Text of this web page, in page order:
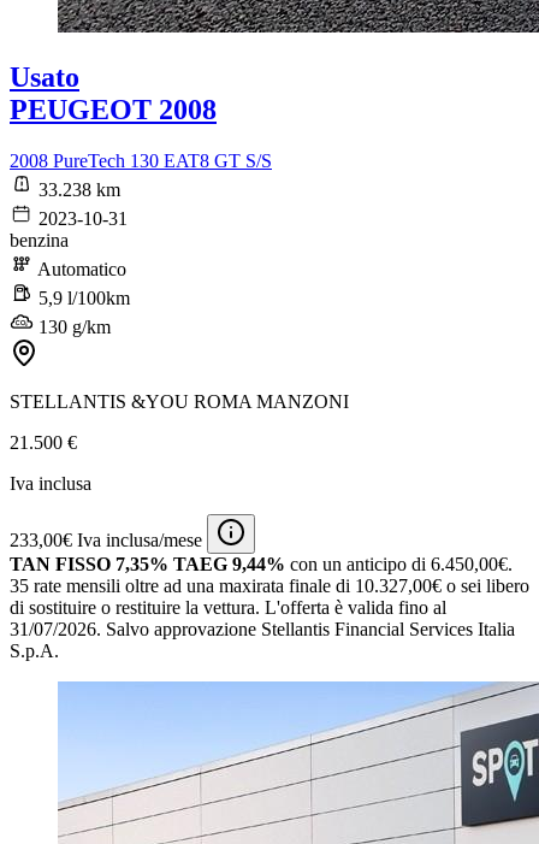
Usato
PEUGEOT 2008
2008 PureTech 130 EAT8 GT S/S
33.238 km
2023-10-31
benzina
Automatico
5,9 l/100km
130 g/km
STELLANTIS &YOU ROMA MANZONI
21.500 €
Iva inclusa
233,00€ Iva inclusa/mese
TAN FISSO 7,35% TAEG 9,44% con un anticipo di 6.450,00€.
35 rate mensili oltre ad una maxirata finale di 10.327,00€ o sei libero
di sostituire o restituire la vettura. L'offerta è valida fino al
31/07/2026. Salvo approvazione Stellantis Financial Services Italia
S.p.A.